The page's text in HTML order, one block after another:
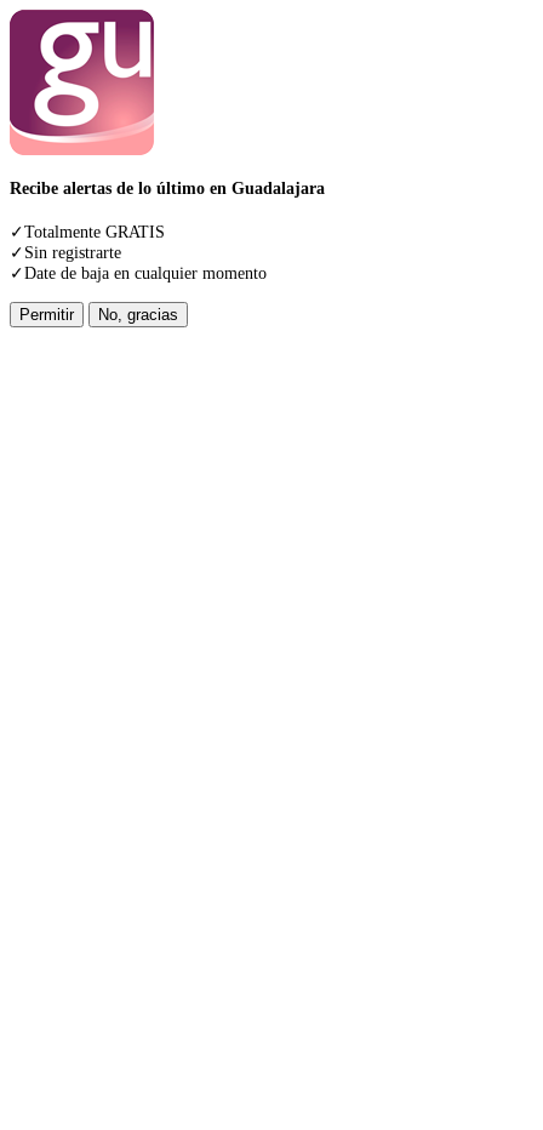
Recibe alertas de lo último en Guadalajara
✓Totalmente GRATIS
✓Sin registrarte
✓Date de baja en cualquier momento
Permitir No, gracias